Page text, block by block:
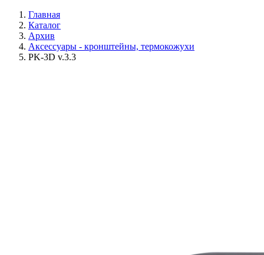
Главная
Каталог
Архив
Аксессуары - кронштейны, термокожухи
PK-3D v.3.3